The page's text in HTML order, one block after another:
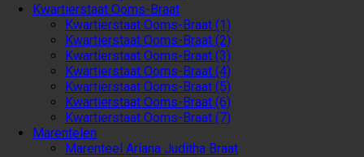
Kwartierstaat Ooms-Braat
Kwartierstaat Ooms-Braat (1)
Kwartierstaat Ooms-Braat (2)
Kwartierstaat Ooms-Braat (3)
Kwartierstaat Ooms-Braat (4)
Kwartierstaat Ooms-Braat (5)
Kwartierstaat Ooms-Braat (6)
Kwartierstaat Ooms-Braat (7)
Marentelen
Marenteel Ariana Juditha Braat